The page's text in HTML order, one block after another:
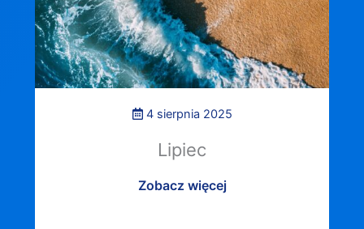
4 sierpnia 2025
Lipiec
Zobacz więcej